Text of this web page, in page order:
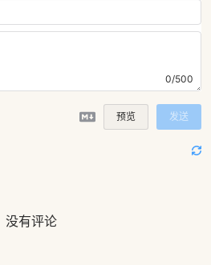
0/500
预览 发送
没有评论